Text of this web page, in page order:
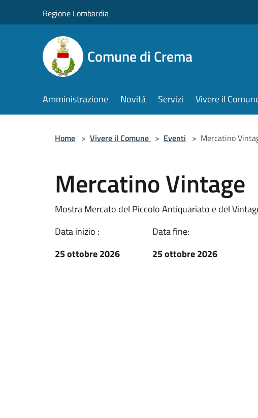
Regione Lombardia
Comune di Crema
Amministrazione Novità Servizi Vivere il
Home > Vivere il Comune > Eventi > Mercatino
Mercatino Vintage
Mostra Mercato del Piccolo Antiquariato e del
Data inizio :
25 ottobre 2026
Data fine:
25 ottobre 2026